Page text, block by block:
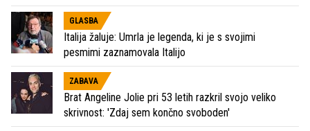
GLASBA
Italija žaluje: Umrla je legenda, ki je s svojimi
pesmimi zaznamovala Italijo
ZABAVA
Brat Angeline Jolie pri 53 letih razkril svojo veliko
skrivnost: 'Zdaj sem končno svoboden'